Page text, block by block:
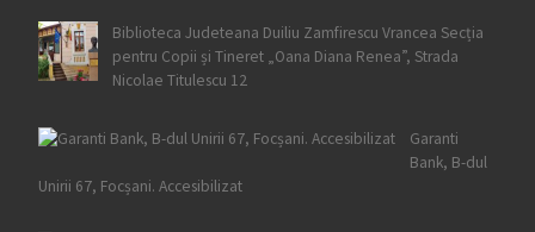
Biblioteca Judeteana Duiliu Zamfirescu Vrancea Secția
pentru Copii și Tineret „Oana Diana Renea”, Strada
Nicolae Titulescu 12
Garanti
Bank, B-dul
Unirii 67, Focșani. Accesibilizat